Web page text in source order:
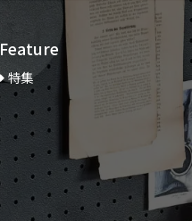
Feature
特集